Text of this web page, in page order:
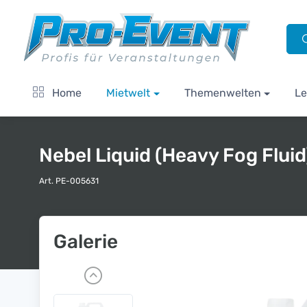
Home Mietwelt Themenwelten
Nebel Liquid (Heavy Fog
Art. PE-005631
Galerie
P
r